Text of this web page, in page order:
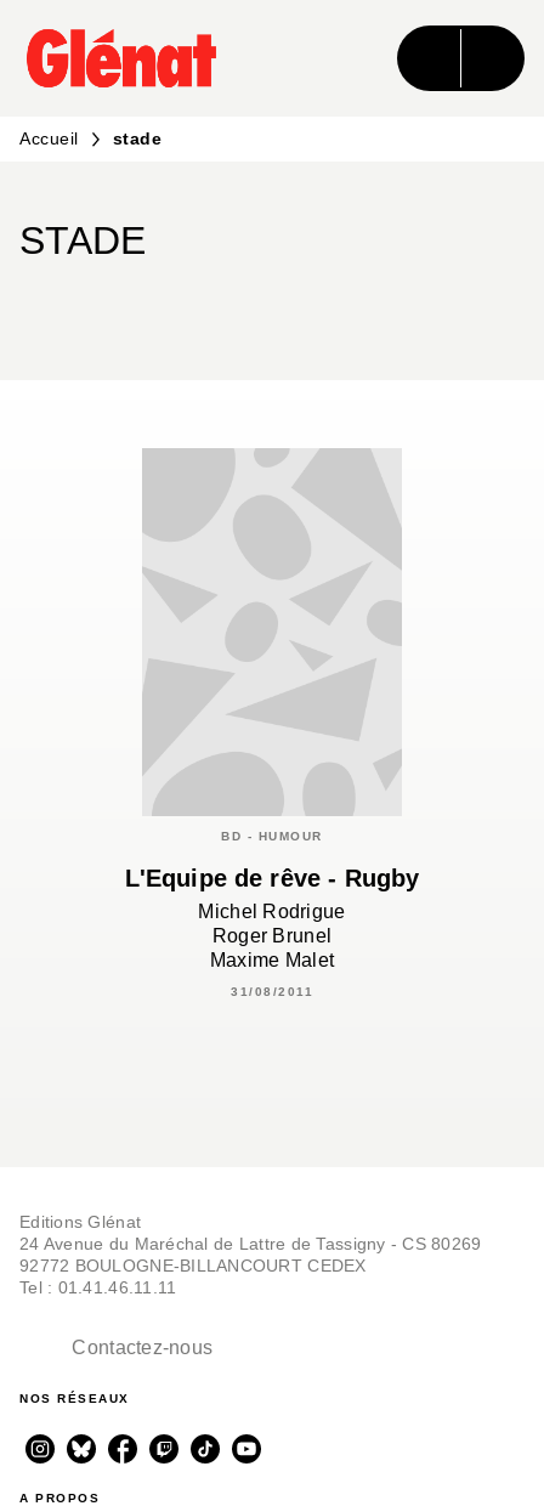
MENU RECHERCHE CONTENU
PIED DE PAGE
Accueil stade
STADE
BD - HUMOUR
L'Equipe de rêve - Rugby
Michel Rodrigue
Roger Brunel
Maxime Malet
31/08/2011
Editions Glénat
24 Avenue du Maréchal de Lattre de Tassigny - CS 80269
92772 BOULOGNE-BILLANCOURT CEDEX
Tel : 01.41.46.11.11
Contactez-nous
NOS RÉSEAUX
A PROPOS